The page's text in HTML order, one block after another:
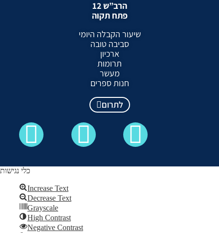
הרב”ש 12
פתח תקוה
שיעור הקבלה היומי
סביבה טובה
ארכיון
תרומות
מעשר
חנות ספרים
לתרום
Skip to content
כלי נגישות
Increase Text
Decrease Text
Grayscale
High Contrast
Negative Contrast